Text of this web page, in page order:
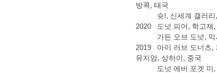
방콕, 태국
슛!, 신세계 갤러리,
2020
도넛 피어, 학고재
가든 오브 도넛,
2019
아이 러브 도너츠,
뮤지엄, 상하이, 중국
도넛 에버 포겟 미